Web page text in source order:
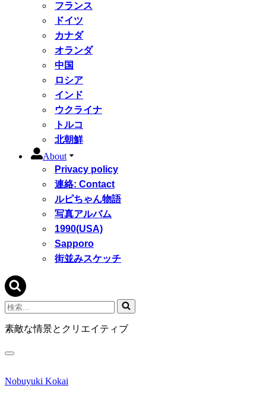
フランス
ドイツ
カナダ
オランダ
中国
ロシア
インド
ウクライナ
トルコ
北朝鮮
About
Privacy policy
連絡: Contact
ルピちゃん物語
写真アルバム
1990(USA)
Sapporo
街並みスケッチ
検
索...
素敵な情景とクリエイティブ
ナ
ゲ
Nobuyuki Kokai